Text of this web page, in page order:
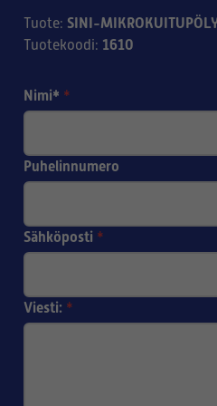
Tuote: SINI-
Tuotekoodi: 1610
Nimi* *
Puhelinnumero
Sähköposti *
Viesti: *